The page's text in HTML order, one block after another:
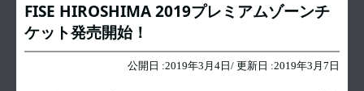
FISE HIROSHIMA 2019プレミアムゾーンチ
ケット発売開始！
公開日 :2019年3月4日 / 更新日 :2019年3月7日